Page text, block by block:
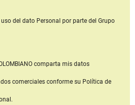
del dato Personal por parte del Grupo
comparta mis datos
comerciales conforme su Política de